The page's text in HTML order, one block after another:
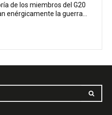
de los miembros del G20
enérgicamente la guerra...